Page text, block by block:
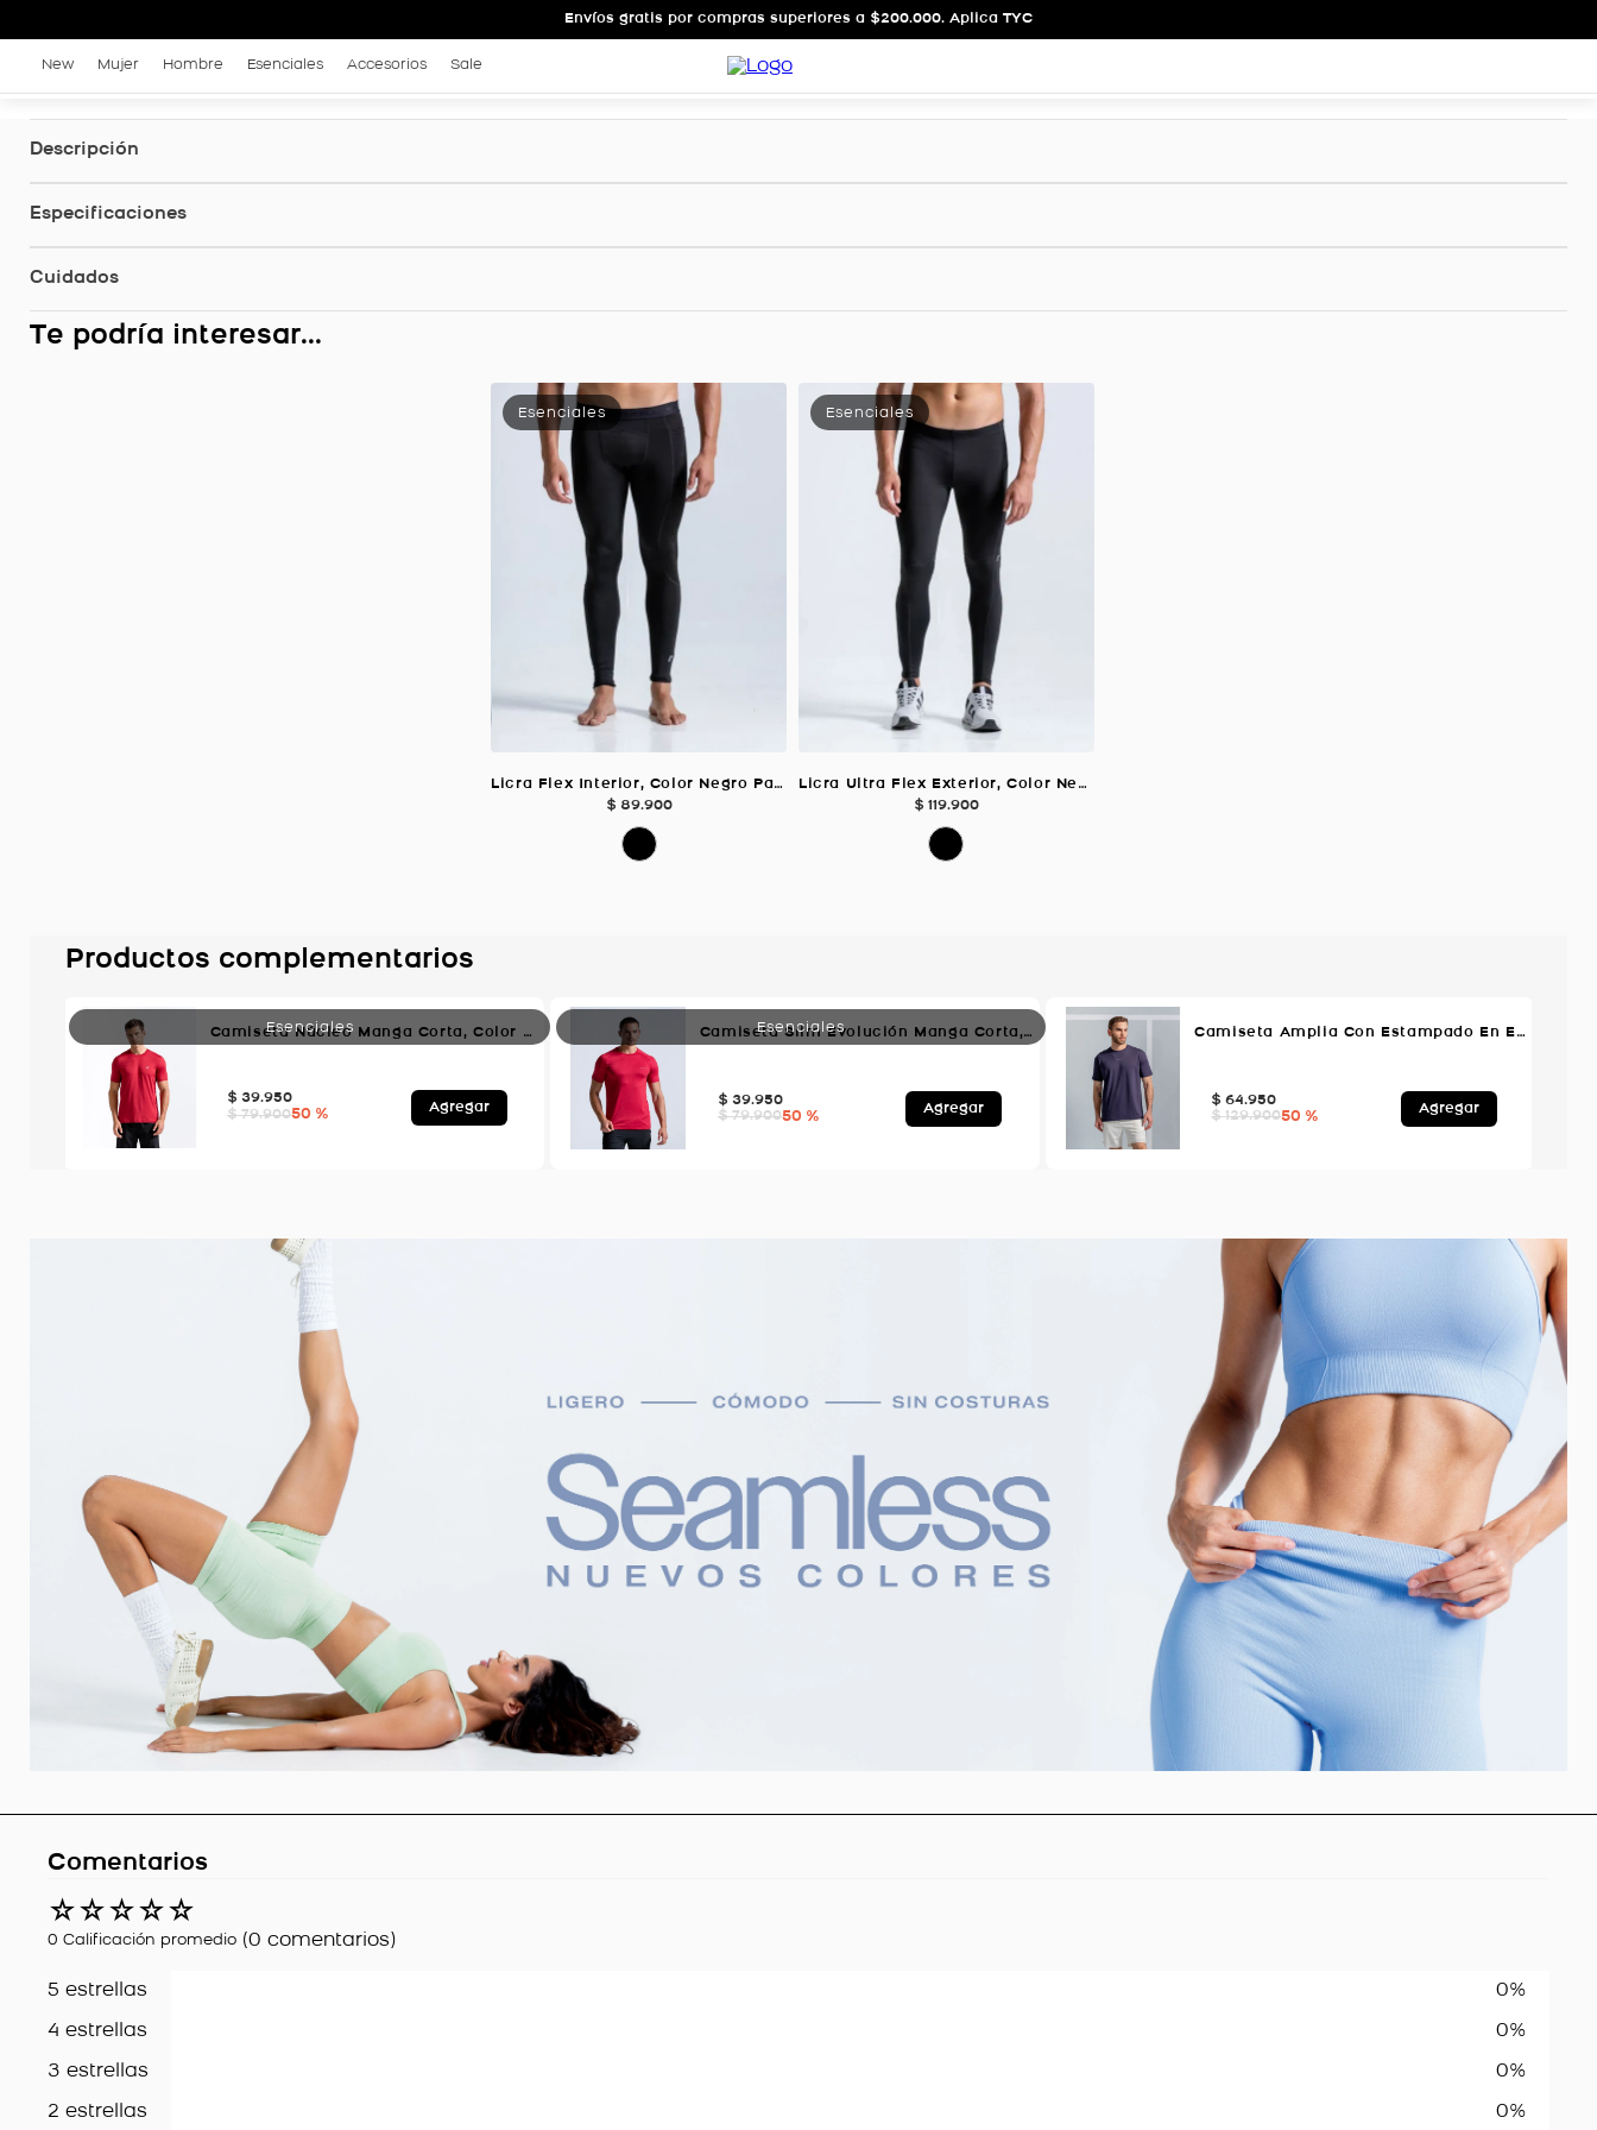
Envíos gratis por compras superiores a $200.000. Aplica TYC
New Mujer Hombre Esenciales Accesorios Sale
Descripción
Especificaciones
Cuidados
Te podría interesar...
Licra Flex Interior, Color Negro Para Hombre
$ 89.900
Licra Ultra Flex Exterior, Color Negro Para Hombre
$ 119.900
Productos complementarios
Camiseta Núcleo Manga Corta, Color Rojo Para Hombre
$ 39.950
$ 79.90050 % Agregar
Camiseta Slim Evolución Manga Corta, Color Rojo Para Hombre
$ 39.950
$ 79.90050 % Agregar
Camiseta Amplia Con Estampado En Espalda, Color Azul Oscuro Para Hombre
$ 64.950
$ 129.90050 % Agregar
Comentarios
☆☆☆☆☆
0 Calificación promedio (0 comentarios)
5 estrellas 0%
4 estrellas 0%
3 estrellas 0%
2 estrellas 0%